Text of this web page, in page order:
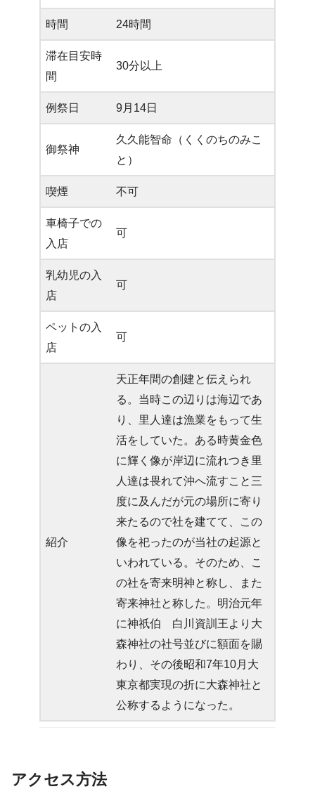
時間 24時間
滞在目安時
間
30分以上
例祭日 9月14日
御祭神
久久能智命（くくのちのみこ
と）
喫煙 不可
車椅子での
入店
可
乳幼児の入
店
可
ペットの入
店
可
紹介
天正年間の創建と伝えられ
る。当時この辺りは海辺であ
り、里人達は漁業をもって生
活をしていた。ある時黄金色
に輝く像が岸辺に流れつき里
人達は畏れて沖へ流すこと三
度に及んだが元の場所に寄り
来たるので社を建てて、この
像を祀ったのが当社の起源と
いわれている。そのため、こ
の社を寄来明神と称し、また
寄来神社と称した。明治元年
に神祇伯 白川資訓王より大
森神社の社号並びに額面を賜
わり、その後昭和7年10月大
東京都実現の折に大森神社と
公称するようになった。
アクセス方法